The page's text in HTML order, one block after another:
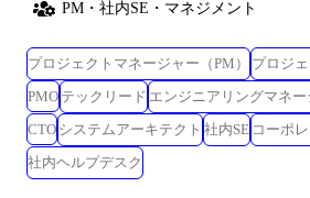
PM・社内SE・マネジメント
プロジェクトマネージャー（PM）
プロジ
PMO テックリード エンジニアリングマネー
CTO システムアーキテクト 社内SE コーポ
社内ヘルプデスク